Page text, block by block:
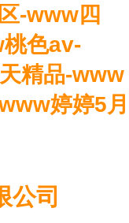
-www四
色av-
精品-www
婷婷5月
公司